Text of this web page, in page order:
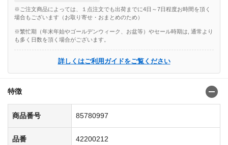
※ご注文商品によっては、１点注文でも出荷までに4日～7日程度お時間を頂く
場合もございます（お取り寄せ・おまとめのため）
※繁忙期（年末年始やゴールデンウィーク、お盆等）やセール時期は, 通常より
も多く日数を頂く場合がございます。
詳しくはご利用ガイドをご覧ください
特徴
商品番号 85780997
品番 42200212